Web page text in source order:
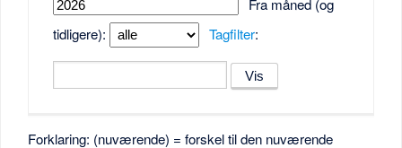
Fra måned (og
tidligere):
Tagfilter:
Forklaring: (nuværende) = forskel til den nuværende